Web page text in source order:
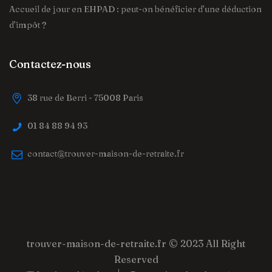
Accueil de jour en EHPAD : peut-on bénéficier d’une déduction
d’impôt ?
Contactez-nous
38 rue de Berri - 75008 Paris
01 84 88 94 93
contact@trouver-maison-de-retraite.fr
trouver-maison-de-retraite.fr © 2023 All Right
Reserved